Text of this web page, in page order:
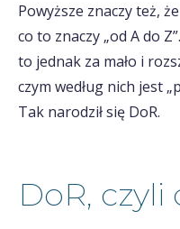
Powyższe znaczy też,
co to znaczy „od A do
to jednak za mało i
czym według nich jest
Tak narodził się DoR.
DoR, czyli